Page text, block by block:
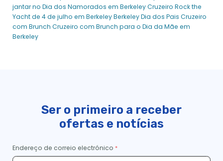
California Classic Dinner Cruises em Berkeley - Experiências
da cidade
Celebrações da Vida em Berkeley | Serviços Memoriais |
Experiências da Cidade
Cruzeiro de brunch de Assinatura de Páscoa
Cestas de refeição da Páscoa em Berkeley
Saídas de Empregados em Berkeley
jantar no Dia dos Namorados em BerkeleyCruzeiro Rock the
Yacht de 4 de julho em BerkeleyBerkeley Dia dos Pais Cruzeiro
com Brunch Cruzeiro com Brunch para o Dia da Mãe em
Berkeley
Ser o primeiro a receber
ofertas e notícias
Endereço de correio electrónico